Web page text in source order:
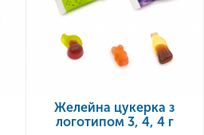
Желейна цукерка з
логотипом 3, 4, 4 г